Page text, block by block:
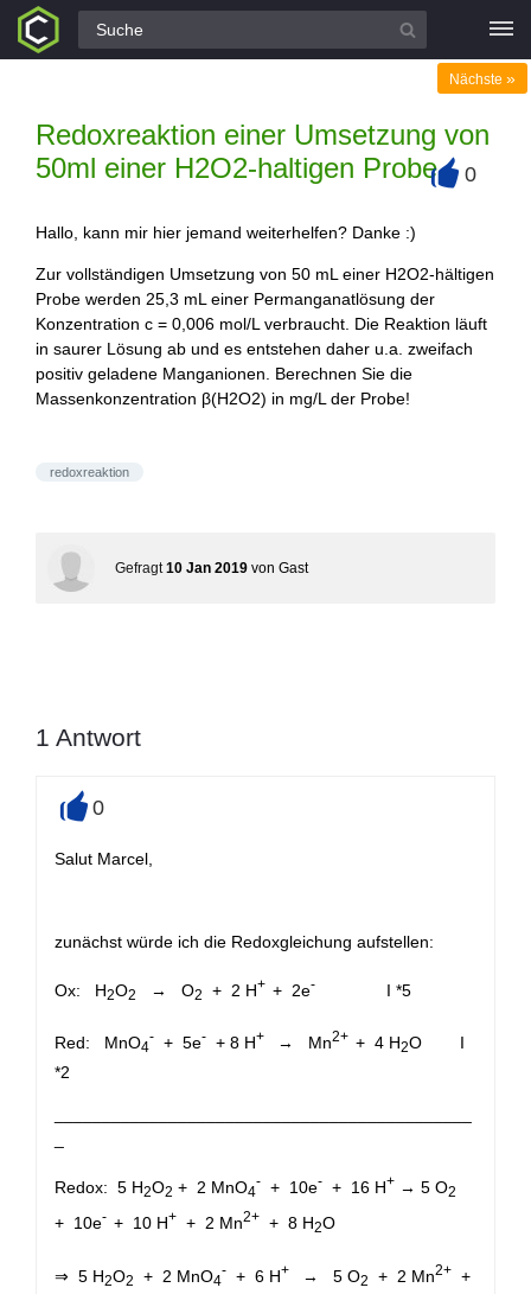
Alle Fragen
Redoxreaktion einer Umsetzung von
50ml einer H2O2-haltigen Probe
Nächste »
0
Hallo, kann mir hier jemand weiterhelfen? Danke :)
Zur vollständigen Umsetzung von 50 mL einer H2O2-hältigen
Probe werden 25,3 mL einer Permanganatlösung der
Konzentration c = 0,006 mol/L verbraucht. Die Reaktion läuft
in saurer Lösung ab und es entstehen daher u.a. zweifach
positiv geladene Manganionen. Berechnen Sie die
Massenkonzentration β(H2O2) in mg/L der Probe!
redoxreaktion
Gefragt 10 Jan 2019 von Gast
1 Antwort
0
Salut Marcel,
zunächst würde ich die Redoxgleichung aufstellen:
Ox: H2O2 → O2 + 2 H+ + 2e- I *5
Red: MnO4
- + 5e- + 8 H+ → Mn2+ + 4 H2O I
*2
Redox: 5 H2O2 + 2 MnO4
- + 10e- + 16 H+ → 5 O2
+ 10e- + 10 H+ + 2 Mn2+ + 8 H2O
⇒ 5 H2O2 + 2 MnO4
- + 6 H+ → 5 O2 + 2 Mn2+
+